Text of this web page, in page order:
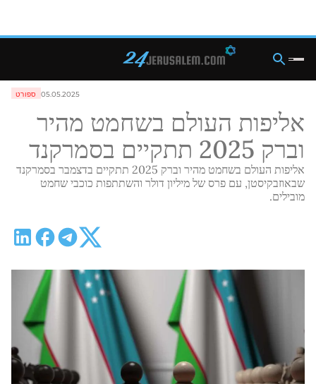
ספורט 05.05.2025
אליפות העולם בשחמט מהיר
וברק 2025 תתקיים בסמרקנד
אליפות העולם בשחמט מהיר וברק 2025 תתקיים בדצמבר בסמרקנד
שבאוזבקיסטן, עם פרס של מיליון דולר והשתתפות כוכבי שחמט
מובילים.